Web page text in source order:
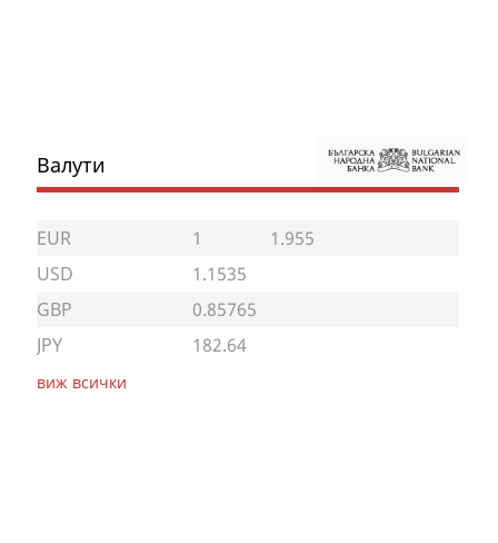
Валути
EUR 1
1.955
USD
1.1535
GBP
0.85765
JPY
182.64
виж всички